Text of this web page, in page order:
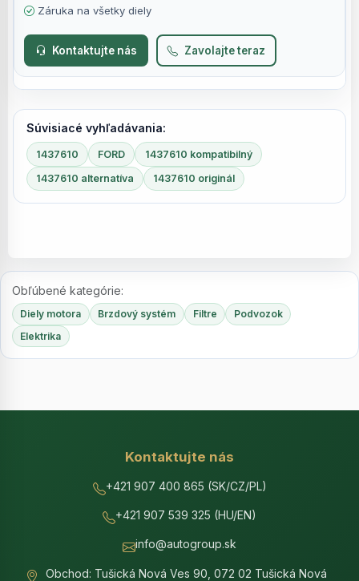
Záruka na všetky diely
Kontaktujte nás Zavolajte teraz
Súvisiacé vyhľadávania:
1437610 FORD 1437610 kompatibilný
1437610 alternatíva 1437610 originál
Obľúbené kategórie:
Diely motora Brzdový systém Filtre
Podvozok
Elektrika
Kontaktujte nás
+421 907 400 865 (SK/CZ/PL)
+421 907 539 325 (HU/EN)
info@autogroup.sk
Obchod: Tušická Nová Ves 90, 072 02 Tušická Nová